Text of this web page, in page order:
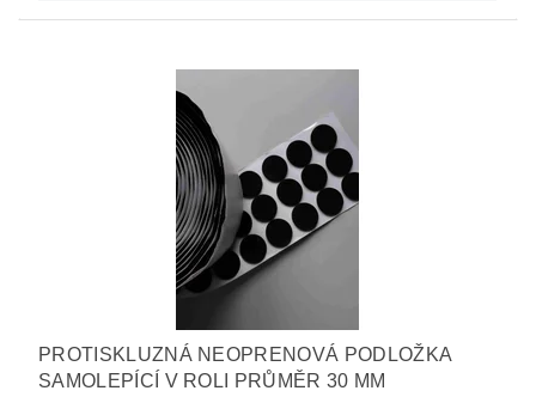
PROTISKLUZNÁ NEOPRENOVÁ PODLOŽKA
SAMOLEPÍCÍ V ROLI PRŮMĚR 30 MM